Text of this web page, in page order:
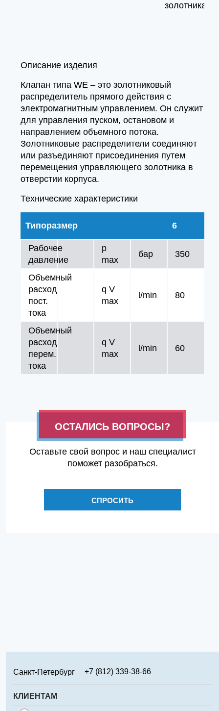
золотника
Описание изделия
Клапан типа WE – это золотниковый
распределитель прямого действия с
электромагнитным управлением. Он служит
для управления пуском, остановом и
направлением объемного потока.
Золотниковые распределители соединяют
или разъединяют присоединения путем
перемещения управляющего золотника в
отверстии корпуса.
Технические характеристики
Типоразмер 6
Рабочее
давление
p
max
бар 350
Объемный
расход
пост.
тока
q V
max
l/min 80
Объемный
расход
перем.
тока
q V
max
l/min 60
ОСТАЛИСЬ ВОПРОСЫ?
Оставьте свой вопрос и наш специалист
поможет разобраться.
СПРОСИТЬ
Санкт-Петербург
+7 (812) 339-38-66
Москва
+7 (499) 346-65-02
КЛИЕНТАМ
Сервис